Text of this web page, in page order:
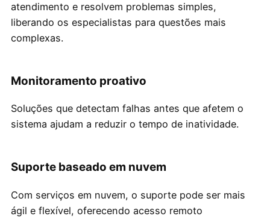
atendimento e resolvem problemas simples,
liberando os especialistas para questões mais
complexas.
Monitoramento proativo
Soluções que detectam falhas antes que afetem o
sistema ajudam a reduzir o tempo de inatividade.
Suporte baseado em nuvem
Com serviços em nuvem, o suporte pode ser mais
ágil e flexível, oferecendo acesso remoto